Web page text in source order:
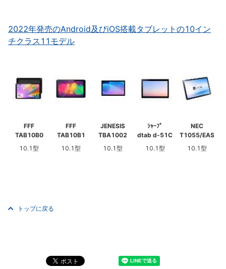
2022年発売のAndroid及びiOS搭載タブレットの10イン
チクラス11モデル
FFF
TAB10B0
10.1型
FFF
TAB10B1
10.1型
JENESIS
TBA1002
10.1型
ｼｬｰﾌﾟ
dtab d-51C
10.1型
NEC
T1055/EAS
10.1型
トップに戻る